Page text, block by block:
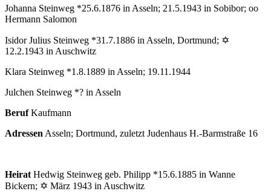
Johanna Steinweg *25.6.1876 in Asseln; 21.5.1943 in Sobibor; oo
Hermann Salomon
Isidor Julius Steinweg *31.7.1886 in Asseln, Dortmund; ✡
12.2.1943 in Auschwitz
Klara Steinweg *1.8.1889 in Asseln; 19.11.1944
Julchen Steinweg *? in Asseln
BerufKaufmann
Adressen Asseln; Dortmund, zuletzt Judenhaus H.-Barmstraße 16
Heirat Hedwig Steinweg geb. Philipp *15.6.1885 in Wanne
Bickern; ✡ März 1943 in Auschwitz